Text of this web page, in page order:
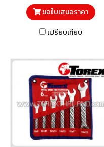
3110 และวัสดุโครมวานาเดียม
ขอใบเสนอราคา
เปรียบเทียบ